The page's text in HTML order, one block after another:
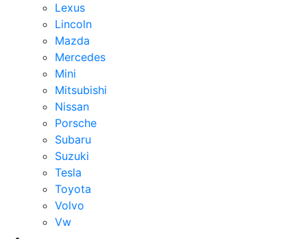
Lexus
Lincoln
Mazda
Mercedes
Mini
Mitsubishi
Nissan
Porsche
Subaru
Suzuki
Tesla
Toyota
Volvo
Vw